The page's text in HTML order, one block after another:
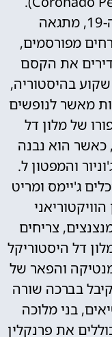
המלון, שנבנה בסוף המאה ה-19, מתגאה
מפורסמים,
את הקסם
בהיסטוריה,
מאשר לנופשים
של מלון דל
היסטוריקל מתחיל בשנת 1888, כאשר הוא נבנה
והמפטון ל.
ג'יימס ומריט
צריחים
דל היסטוריקל
והפאר של
בברכה שורה
בני מלוכה
את פרנקלין